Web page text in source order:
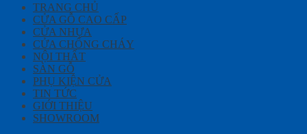
TRANG CHỦ
CỬA GỖ CAO CẤP
CỬA NHỰA
CỬA CHỐNG CHÁY
NỘI THẤT
SÀN GỖ
PHỤ KIỆN CỬA
TIN TỨC
GIỚI THIỆU
SHOWROOM